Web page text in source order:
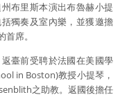
布里斯本演出布魯赫小提
獨奏及室內樂，並獲邀擔
席。
臺前受聘於法國在美國學
in Boston)教授小提琴，
之助教。返國後擔任